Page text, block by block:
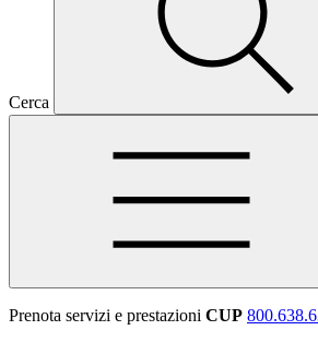
Cerca
Prenota servizi e prestazioni CUP